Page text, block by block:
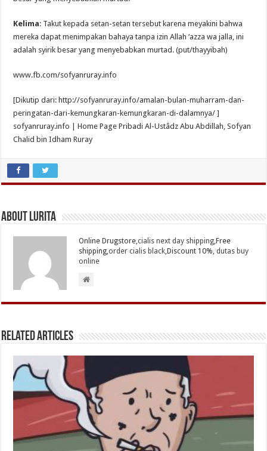
Kelima: Takut kepada setan-setan tersebut karena meyakini bahwa
mereka dapat menimpakan bahaya tanpa izin Allah ‘azza wa jalla, ini
adalah syirik besar yang menyebabkan murtad. (put/thayyibah)
www.fb.com/sofyanruray.info
[Dikutip dari: http://sofyanruray.info/amalan-bulan-muharram-dan-
peringatan-dari-kemungkaran-kemungkaran-di-dalamnya/ ]
sofyanruray.info | Home Page Pribadi Al-Ustâdz Abu Abdillah, Sofyan
Chalid bin Idham Ruray
About Lurita
Online Drugstore,cialis next day shipping,Free
shipping,order cialis black,Discount 10%,dutas buy
online
Related Articles